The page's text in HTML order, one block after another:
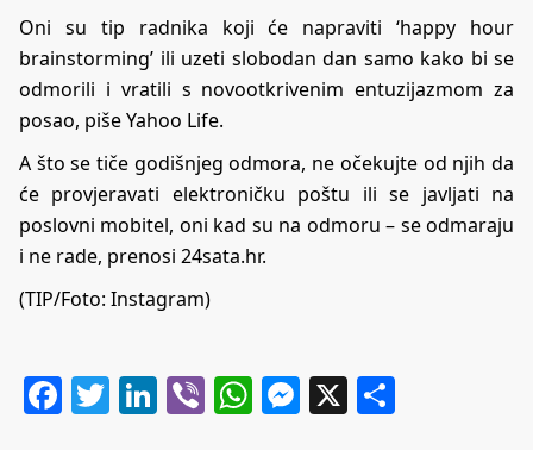
Oni su tip radnika koji će napraviti ‘happy hour
brainstorming’ ili uzeti slobodan dan samo kako bi se
odmorili i vratili s novootkrivenim entuzijazmom za
posao, pišeYahoo Life.
A što se tiče godišnjeg odmora, ne očekujte od njih da
će provjeravati elektroničku poštu ili se javljati na
poslovni mobitel, oni kad su na odmoru – se odmaraju
i ne rade, prenosi 24sata.hr.
(TIP/Foto: Instagram)
Facebook
Twitter
LinkedIn
ViberWhatsApp
Messenger
X